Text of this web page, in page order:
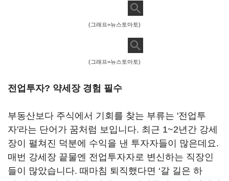
(그래프=뉴스토마토)
(그래프=뉴스토마토)
전업투자? 약세장 경험 필수
부동산보다 주식에서 기회를 찾는 부류는 '전업투
자'라는 단어가 꿈처럼 보입니다. 최근 1~2년간 강세
장이 펼쳐진 덕분에 수익을 낸 투자자들이 많은데요.
매번 강세장 끝물엔 전업투자자로 변신하는 직장인
들이 많았습니다. 때마침 퇴직했다면 ‘갈 길은 하